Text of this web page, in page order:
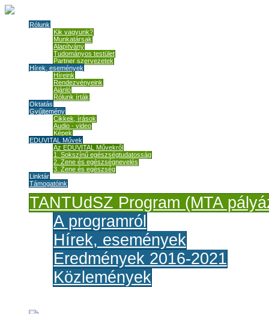
Rólunk
Kik vagyunk?
Munkatársak
Alapítvány
Tudományos testület
Partner szervezetek
Hírek, események
Híreink
Rendezvényeink
Ajánló
Rólunk írták
Oktatás
Gyűjtemény
Cikkek, írások
Audio - video
Képek
EDUVITAL Művek
Az EDUVITAL Művekről
1. Sokszínű egészségtudatosság
2. Zene és egészségnevelés
3. Zene és egészség
Linktár
Támogatóink
TANTUdSZ Program (MTA
A programról
Hírek, események
Eredmények 2016-2021
Közlemények